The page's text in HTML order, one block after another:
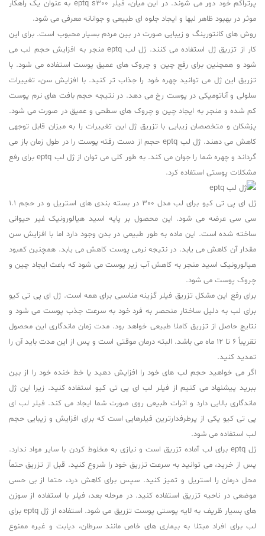
پرتراکم خود دور می شوند. در این میان، فیلر eptq s300 به عنوان یک راهکار
موثر در بهبود ظاهر لبها و ایجاد جلوه ای طبیعی و جوانانه معرفی می شود.
روش های کانتورینگ و زیبایی صورت در بین مردم بسیار محبوب است. برای این
کار از تزریق ژل استفاده می کنند. ژل لب eptq منجر به افزایش حجم لب می
شود و همچنین برای رفع چین و چروک های عمیق پوست استفاده می شود. با
تزریق این ژل می توانید چهره خود را جذاب تر کنید. با افزایش سن، تغییرات
سلولی و آناتومیکی در پوست رخ می دهد. در نتیجه حجم بافت های نرم پوست
کم شده و منجر به ایجاد چین و چروک های سطحی و عمیق در صورت می شود.
پزشکان و متخصصان زیبایی با تزریق ژل این تغییرات را به میزان قابل توجهی
کاهش می دهند. ژل لب eptq حجم از دست رفته پوست را در طول زمان باز می
گرداند و چهره شما را جوان می کند. به طور کلی می توان از ژل لب eptq برای رفع
مشکلات پوستی استفاده کرد.
ژل ای پی تی کیو برای لب مدل 300 در بسته بندی های استریل و در حجم 1.1
سی سی عرضه می شود. این محصول بر پایه اسید هیالورونیک غیر حیوانی
ساخته شده است. این ماده به طور طبیعی در بدن وجود دارد اما با افزایش سن
مقدار آن کاهش می یابد. در نتیجه نرمی پوست کاهش می یابد. همچنین کمبود
هیالورونیک اسید منجر به کاهش آب زیر پوست می شود که باعث ایجاد چین و
چروک پوست می شود.
برای رفع این مشکل تزریق فیلر گزینه مناسبی برای همه است. ژل ای پی تی کیو
برای لب به دلیل ساختار منحصر به فرد خود به سرعت جذب پوست می شود و
نتایج حاصل از تزریق کاملا طبیعی خواهد بود. مدت زمان ماندگاری این محصول
تقریباً 6 تا 12 ماه می باشد. البته درمان موقتی است و پس از این مدت باید آن را
تمدید کنید.
اگر می خواهید حجم لب های خود را افزایش دهید یا خط خنده خود را از بین
ببرید پیشنهاد می کنیم از فیلر لب ای پی تی کیو استفاده کنید. زیرا این ژل
ماندگاری بالایی دارد و اثرات طبیعی روی صورت شما ایجاد می کند. فیلر لب ای
پی تی کیو یکی از پرطرفدارترین فیلرهایی است که برای افزایش و زیبایی حجم
لب استفاده می شود.
ژل eptq برای لب آماده تزریق است و نیازی به مخلوط کردن با سایر مواد ندارد.
پس از خرید، می توانید به سرعت تزریق خود را شروع کنید. قبل از تزریق حتماً
محل درمان را استریل و تمیز کنید. سپس برای کاهش درد، حتما از بی حسی
موضعی در ناحیه تزریق استفاده کنید. در مرحله بعد، فیلر با استفاده از سوزن
های بسیار ظریف به لایه پوستی پوست تزریق می شود. استفاده از ژل eptq برای
لب برای افراد مبتلا به بیماری های خاص مانند سرطان، دیابت و غیره ممنوع